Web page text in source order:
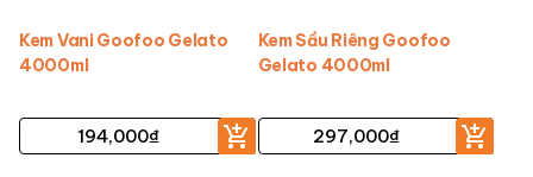
Kem Vani Goofoo Gelato
4000ml
194,000₫
Kem Sầu Riêng Goofoo
Gelato 4000ml
297,000₫